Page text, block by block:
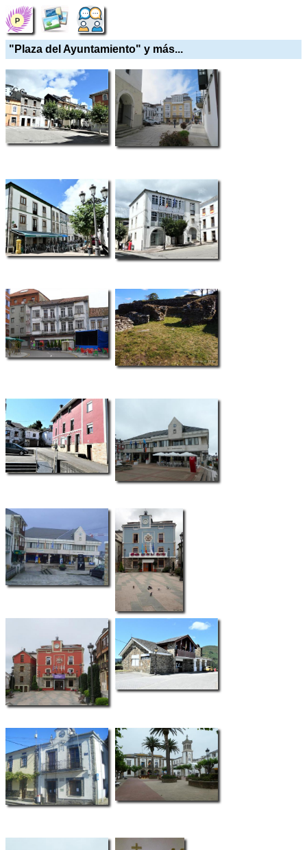
"Plaza del Ayuntamiento" y más...